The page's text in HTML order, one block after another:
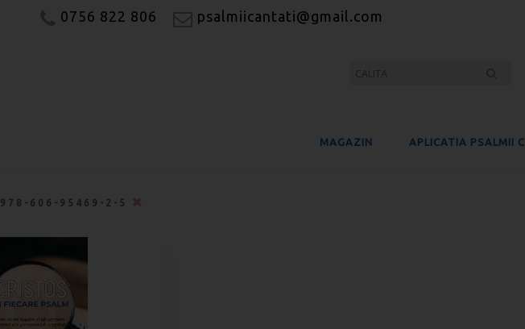
0756 822 806 psalmiicantati@gmail.com
MAGAZIN APLICATIA PSALMII C
978-606-95469-2-5